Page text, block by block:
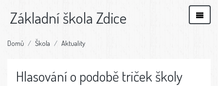
Základní škola Zdice
Domů Škola Aktuality
Hlasování o podobě triček školy